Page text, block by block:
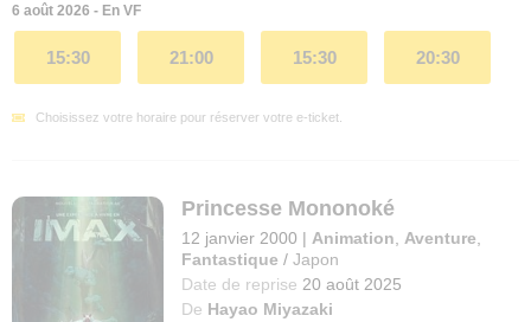
6 août 2026 - En VF
15:30 21:00 15:30 20:30
Choisissez votre horaire pour réserver votre e-ticket.
Princesse Mononoké
12 janvier 2000 | Animation Aventure
Fantastique / Japon
Date de reprise 20 août 2025
De Hayao Miyazaki